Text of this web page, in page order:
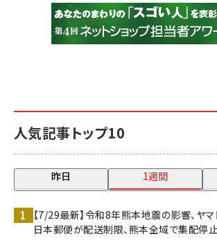
人気記事トップ10
昨日 1週間
【7/29最新】令和8年熊本地震の影響、ヤマ
日本郵便が配送制限、熊本全域で集配停